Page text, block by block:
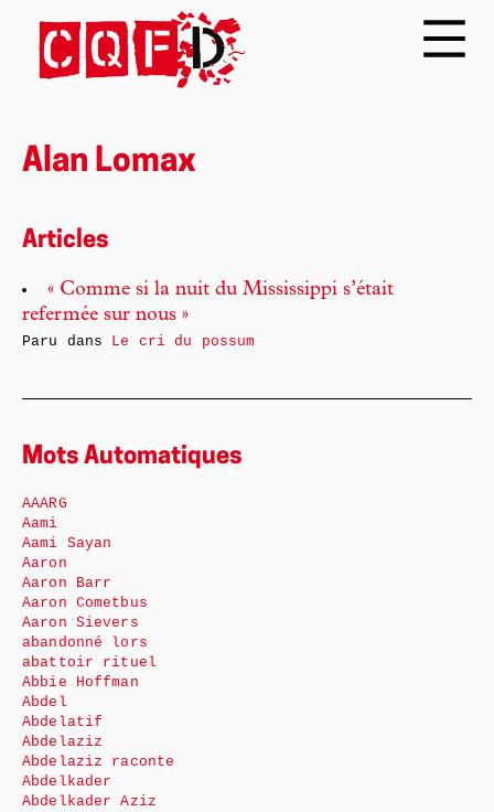
Alan Lomax
Articles
« Comme si la nuit du Mississippi s’était
refermée sur nous »
Paru dans Le cri du possum
Mots Automatiques
AAARG
Aami
Aami Sayan
Aaron
Aaron Barr
Aaron Cometbus
Aaron Sievers
abandonné lors
abattoir rituel
Abbie Hoffman
Abdel
Abdelatif
Abdelaziz
Abdelaziz raconte
Abdelkader
Abdelkader Aziz